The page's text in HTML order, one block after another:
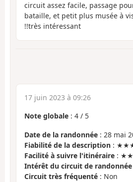
circuit assez facile, passage
bataille, et petit plus musée à
!!très intéressant
17 juin 2023 à 09:26
Note globale : 4 / 5
Date de la randonnée : 28 mai
Fiabilité de la description :
Facilité à suivre l'itinéraire :
Intérêt du circuit de randonnée
Circuit très fréquenté : Non